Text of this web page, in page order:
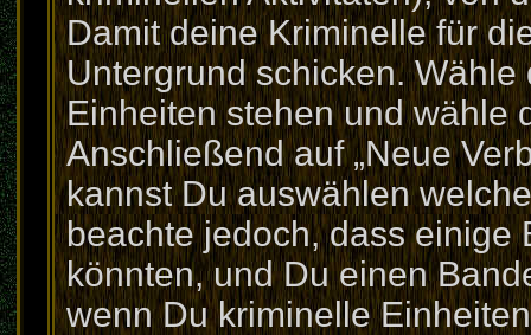
Damit deine Kriminelle für
Untergrund schicken.
Einheiten stehen und wähle
Anschließend auf „Neue
kannst Du auswählen
beachte jedoch, dass einige
könnten, und Du einen
wenn Du kriminelle